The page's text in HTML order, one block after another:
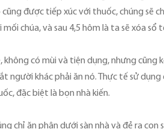
được tiếp xúc với thuốc, chúng sẽ
chúa, và sau 4,5 hôm là ta sẽ xóa sổ
có mùi và tiện dụng, nhưng cũng
người khác phải ăn nó. Thực tế sử
đặc biệt là bọn nhà kiến.
chỉ ăn phân dưới sàn nhà và đẻ ra